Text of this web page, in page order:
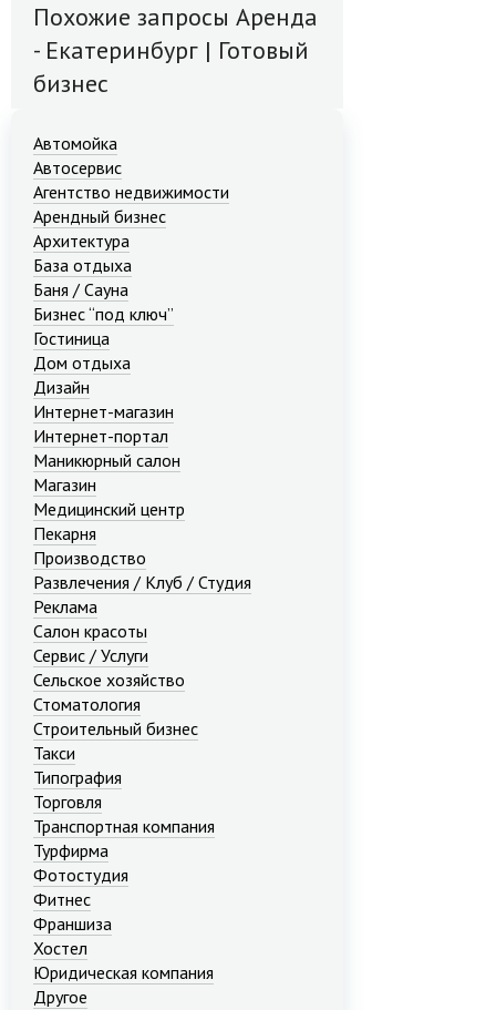
Похожие запросы Аренда
- Екатеринбург | Готовый
бизнес
Автомойка
Автосервис
Агентство недвижимости
Арендный бизнес
Архитектура
База отдыха
Баня / Сауна
Бизнес “под ключ”
Гостиница
Дом отдыха
Дизайн
Интернет-магазин
Интернет-портал
Маникюрный салон
Магазин
Медицинский центр
Пекарня
Производство
Развлечения / Клуб / Студия
Реклама
Салон красоты
Сервис / Услуги
Сельское хозяйство
Стоматология
Строительный бизнес
Такси
Типография
Торговля
Транспортная компания
Турфирма
Фотостудия
Фитнес
Франшиза
Хостел
Юридическая компания
Другое